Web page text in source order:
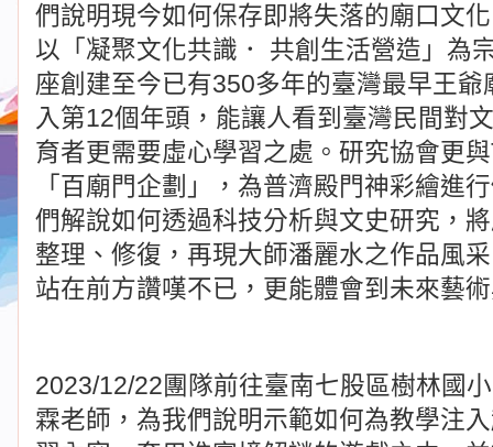
們說明現今如何保存即將失落的廟口文
以「凝聚文化共識． 共創生活營造」為
座創建至今已有350多年的臺灣最早王
入第12個年頭，能讓人看到臺灣民間對
育者更需要虛心學習之處。研究協會更
「百廟門企劃」，為普濟殿門神彩繪進
們解說如何透過科技分析與文史研究，
整理、修復，再現大師潘麗水之作品風
站在前方讚嘆不已，更能體會到未來藝
2023/12/22團隊前往臺南七股區樹林國
霖老師，為我們說明示範如何為教學注